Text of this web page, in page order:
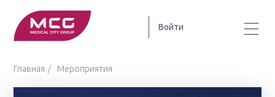
Войти
Главная Мероприятия